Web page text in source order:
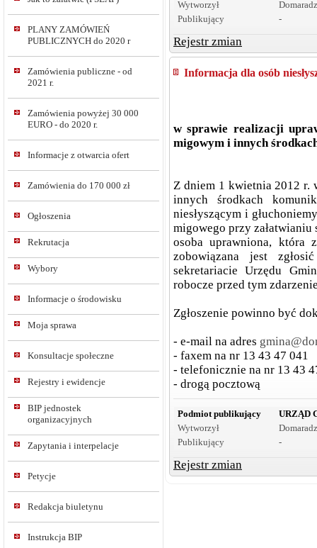
PLANY ZAMÓWIEŃ
PUBLICZNYCH do 2020 r
Zamówienia publiczne - od
2021 r.
Zamówienia powyżej 30 000
EURO - do 2020 r.
Informacje z otwarcia ofert
Zamówienia do 170 000 zł
Ogłoszenia
Rekrutacja
Wybory
Informacje o środowisku
Moja sprawa
Konsultacje społeczne
Rejestry i ewidencje
BIP jednostek
organizacyjnych
Zapytania i interpelacje
Petycje
Redakcja biuletynu
Instrukcja BIP
Wytworzył
Publikujący
-
Rejestr zmian
Informacja dla osób
w sprawie realizacji
migowym i innych
Z dniem 1 kwietnia 2012 r.
innych środkach
niesłyszącym i
migowego przy
osoba uprawniona, która
zobowiązana jest
sekretariacie Urzędu
robocze przed tym
Zgłoszenie powinno być
- e-mail na adres
- faxem na nr 13 43 47 041
- telefonicznie na nr 13 43
- drogą pocztową
Podmiot publikujący
URZĄD
Wytworzył
Publikujący
-
Rejestr zmian